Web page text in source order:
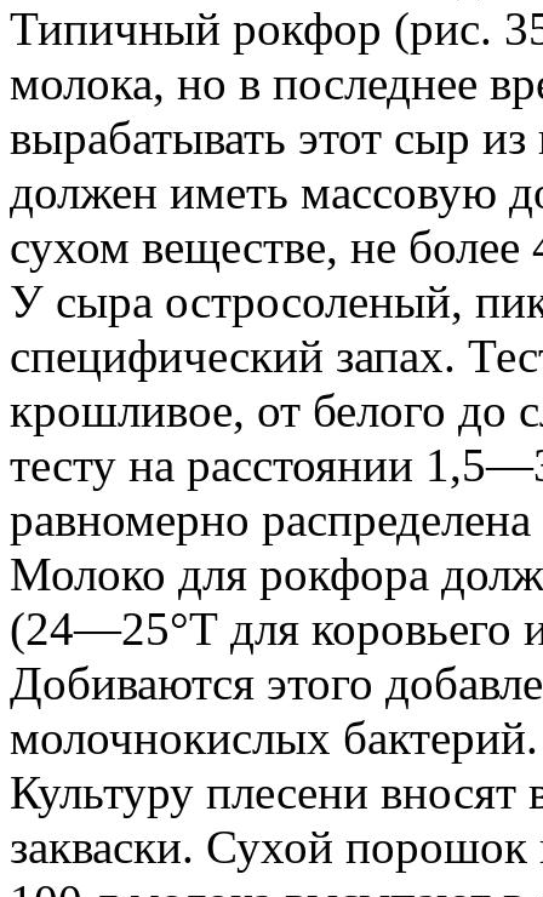
Типичный рокфор (рис.
молока, но в последнее
вырабатывать этот сыр
должен иметь массовую
сухом веществе, не более
У сыра остросоленый,
специфический запах.
крошливое, от белого до
тесту на расстоянии
равномерно
Молоко для рокфора
(24—25°Т для коровьего
Добиваются этого
молочнокислых бактерий.
Культуру плесени вносят
закваски. Сухой